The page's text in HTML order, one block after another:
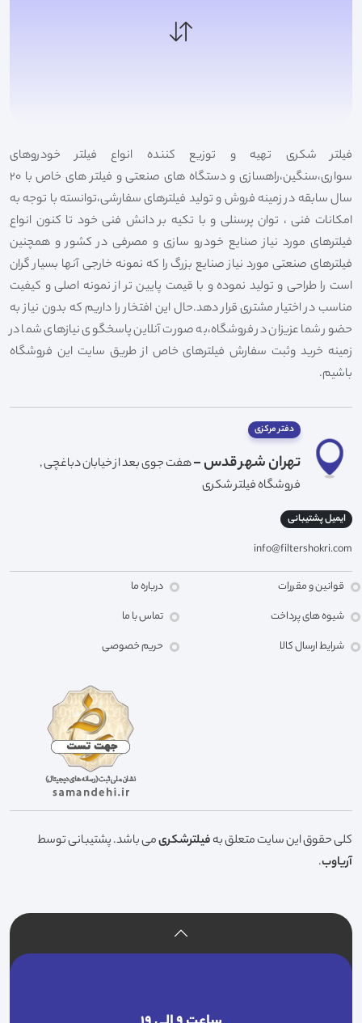
فیلتر شکری تهیه و توزیع کننده انواع فیلتر خودروهای
سواری،سنگین،راهسازی و دستگاه های صنعتی و فیلتر های خاص با 20
سال سابقه در زمینه فروش و تولید فیلترهای سفارشی،توانسته با توجه به
امکانات فنی ، توان پرسنلی و با تکیه بر دانش فنی خود تا کنون انواع
فیلترهای مورد نیاز صنایع خودرو سازی و مصرفی در کشور و همچنین
فیلترهای صنعتی مورد نیاز صنایع بزرگ را که نمونه خارجی آنها بسیار گران
است را طراحی و تولید نموده و با قیمت پایین تر از نمونه اصلی و کیفیت
مناسب در اختیار مشتری قرار دهد.حال این افتخار را داریم که بدون نیاز به
حضور شما عزیزان در فروشگاه،به صورت آنلاین پاسخگوی نیازهای شما در
زمینه خرید وثبت سفارش فیلترهای خاص از طریق سایت این فروشگاه
باشیم.
دفتر مرکزی
تهران شهر قدس -هفت جوی بعد از خیابان دباغچی ,
فروشگاه فیلتر شکری
ایمیل پشتیبانی
info@filtershokri.com
قوانین و مقررات
شیوه های پرداخت
شرایط ارسال کالا
درباره ما
تماس با ما
حریم خصوصی
کلی حقوق این سایت متعلق بهفیلترشکریمی باشد. پشتیبانی توسط
آریاوب.